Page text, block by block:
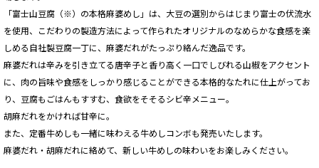
「富士山豆腐（※）の本格麻婆めし」は、大豆の選別からはじまり富士の伏流水
を使用、こだわりの製造方法によって作られたオリジナルのなめらかな食感を楽
しめる自社製豆腐一丁に、麻婆だれがたっぷり絡んだ逸品です。
麻婆だれは辛みを引き立てる唐辛子と香り高く一口でしびれる山椒をアクセント
に、肉の旨味や食感をしっかり感じることができる本格的なたれに仕上がってお
り、豆腐もごはんもすすむ、食欲をそそるシビ辛メニュー。
胡麻だれをかければ甘辛に。
また、定番牛めしも一緒に味わえる牛めしコンボも発売いたします。
麻婆だれ・胡麻だれに絡めて、新しい牛めしの味わいをお楽しみください。